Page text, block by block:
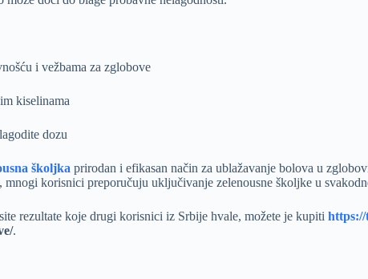
i vežbama za zglobove
kiselinama
dozu
školjka prirodan i efikasan način za ublažavanje bolova u
korisnici preporučuju uključivanje zelenousne školjke u
rezultate koje drugi korisnici iz Srbije hvale, možete je kupiti https://
.